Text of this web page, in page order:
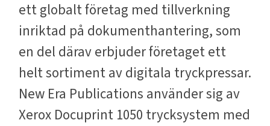
ett globalt företag med tillverkning
inriktad på dokumenthantering, som
en del därav erbjuder företaget ett
helt sortiment av digitala tryckpressar.
New Era Publications använder sig av
Xerox Docuprint 1050 trycksystem med